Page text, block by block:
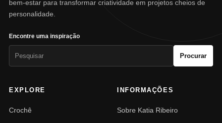
bem-estar para transformar criatividade em projetos cheios de
personalidade.
Encontre uma inspiração
Procurar
EXPLORE
Crochê
INFORMAÇÕES
Sobre Katia Ribeiro